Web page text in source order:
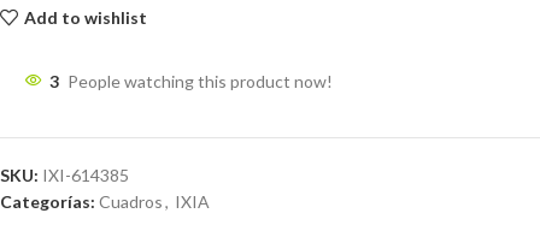
Add to wishlist
3 People watching this product now!
SKU: IXI-614385
Categorías: Cuadros, IXIA